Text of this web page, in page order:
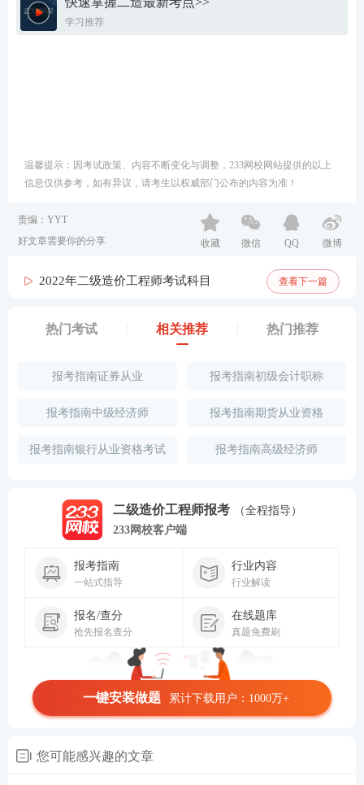
学习推荐
温馨提示：因考试政策、内容不断变化与调整，233网校网站提供的以上
信息仅供参考，如有异议，请考生以权威部门公布的内容为准！
责编：YYT
好文章需要你的分享
收藏 微信 QQ 微博
2022年二级造价工程师考试科目 查看下一篇
热门考试 相关推荐 热门推荐
报考指南证券从业 报考指南初级会计职称
报考指南中级经济师 报考指南期货从业资格
报考指南银行从业资格考试 报考指南高级经济师
二级造价工程师报考
（全程指导）
233网校客户端
报考指南
一站式指导
行业内容
行业解读
报名/查分
抢先报名查分
在线题库
真题免费刷
一键安装做题 累计下载用户：1000万+
您可能感兴趣的文章